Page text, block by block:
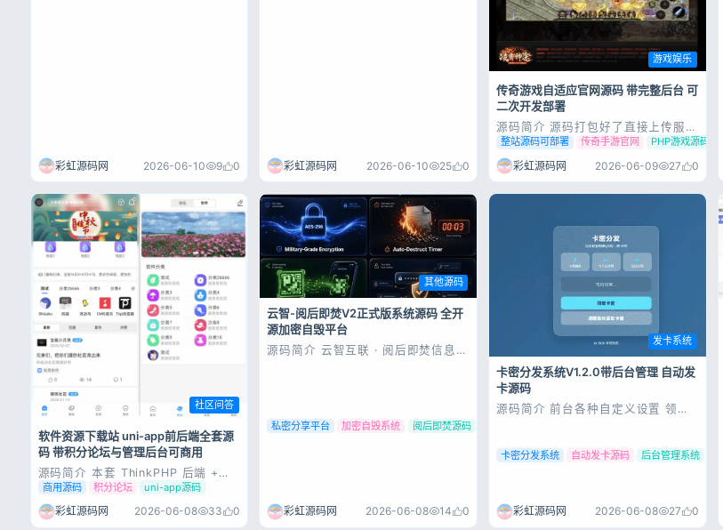
彩虹源码网 2026-06-10 9 0 彩虹源码网 2026-06-10 25 0
游戏娱乐
传奇游戏自适应官网源码 带完整后台 可
二次开发部署
源码简介 源码打包好了直接上传服务
器修改admin下面的config.php文件
里面的数据库信息。 上传数据库就欧
克了！ 后台地址：/admin 账号
admin 密码admin123 源码展示 源
整站源码可部署 传奇手游官网 PHP游戏源码
彩虹源码网 2026-06-09 27 0
社区问答
软件资源下载站 uni-app前后端全套源
码 带积分论坛与管理后台可商用
源码简介 本套 ThinkPHP 后端 +
uni-app 前端全套商用实战源码，为
多年线上真实运营项目，稳定收款、
处理海量用户业务。适配软件资源下
载站、积分论坛会员社区，一套代码
商用源码 积分论坛 uni-app源码
彩虹源码网 2026-06-08 33 0
其他源码
云智-阅后即焚V2正式版系统源码 全开
源加密自毁平台
源码简介 云智互联 · 阅后即焚信息系
次操作 分离式...
私密分享平台 加密自毁系统 阅后即焚源码
彩虹源码网 2026-06-08 14 0
发卡系统
卡密分发系统V1.2.0带后台管理 自动发
卡源码
源码简介 前台各种自定义设置 领取
分发系统V1.2.0正式版，带完整后台
管理功能，支持卡密批量生成、导入
卡密分发系统 自动发卡源码 后台管理系统
彩虹源码网 2026-06-08 27 0
没有账号？立即注册
记住登录